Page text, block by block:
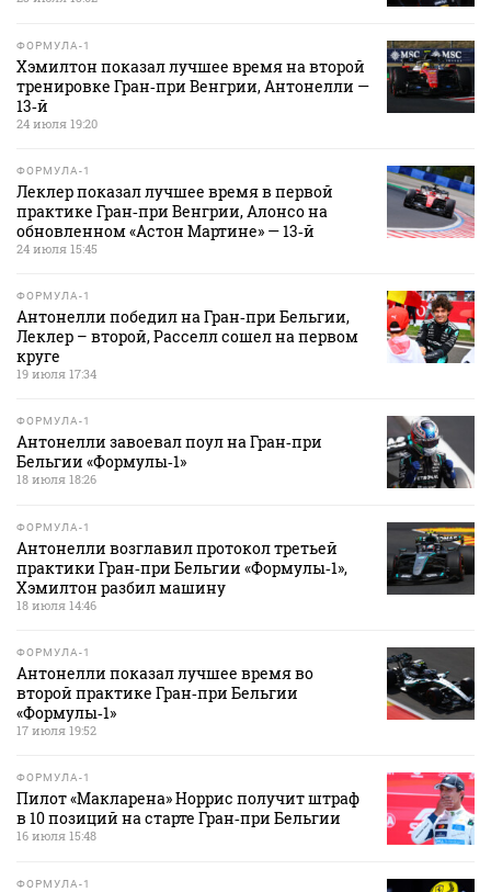
ФОРМУЛА-1
Хэмилтон показал лучшее время на второй
тренировке Гран‑при Венгрии, Антонелли —
13‑й
24 июля 19:20
ФОРМУЛА-1
Леклер показал лучшее время в первой
практике Гран‑при Венгрии, Алонсо на
обновленном «Астон Мартине» — 13‑й
24 июля 15:45
ФОРМУЛА-1
Антонелли победил на Гран‑при Бельгии,
Леклер – второй, Расселл сошел на первом
круге
19 июля 17:34
ФОРМУЛА-1
Антонелли завоевал поул на Гран‑при
Бельгии «Формулы‑1»
18 июля 18:26
ФОРМУЛА-1
Антонелли возглавил протокол третьей
практики Гран‑при Бельгии «Формулы‑1»,
Хэмилтон разбил машину
18 июля 14:46
ФОРМУЛА-1
Антонелли показал лучшее время во
второй практике Гран‑при Бельгии
«Формулы‑1»
17 июля 19:52
ФОРМУЛА-1
Пилот «Макларена» Норрис получит штраф
в 10 позиций на старте Гран‑при Бельгии
16 июля 15:48
ФОРМУЛА-1